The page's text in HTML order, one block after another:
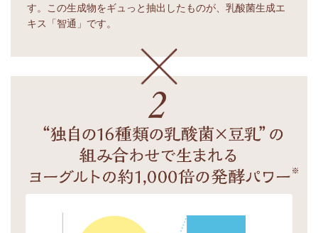
す。この生成物をギュっと抽出したものが、乳酸菌生成エ
キス「智通」です。